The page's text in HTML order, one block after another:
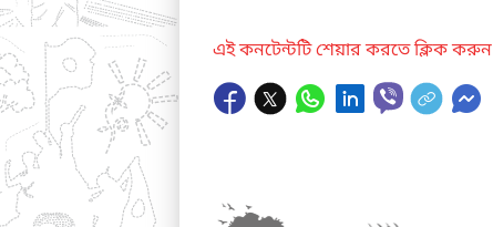
এই কনটেন্টটি শেয়ার করতে ক্লিক করুন